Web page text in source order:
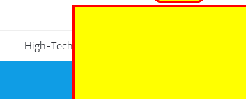
High-Tech